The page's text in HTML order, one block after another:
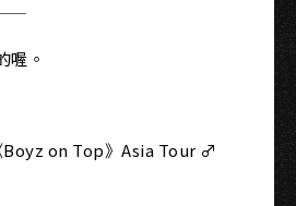
——
喔。
on Top》Asia Tour ♂️